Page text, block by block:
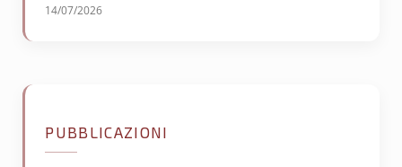
14/07/2026
PUBBLICAZIONI